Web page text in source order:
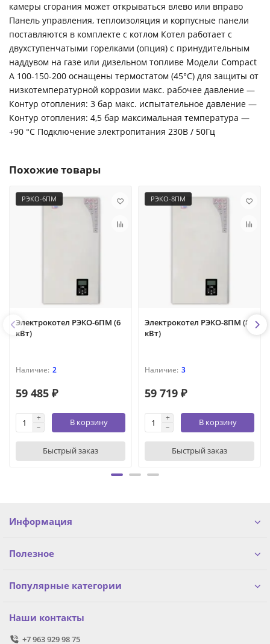
камеры сгорания может открываться влево или вправо
Панель управления, теплоизоляция и корпусные панели
поставляются в комплекте с котлом Котел работает c
двухступенчатыми горелками (опция) с принудительным
наддувом на газе или дизельном топливе Модели Compact
A 100-150-200 оснащены термостатом (45°С) для защиты от
низкотемпературной коррозии макс. рабочее давление —
Контур отопления: 3 бар макс. испытательное давление —
Контур отопления: 4,5 бар максимальная температура —
+90 °C Подключение электропитания 230В / 50Гц
Похожие товары
РЭКО-6ПМ
Электрокотел РЭКО-6ПМ (6
кВт)
2
59 485 ₽
В корзину
Быстрый заказ
РЭКО-8ПМ
Электрокотел РЭКО-8ПМ (8
кВт)
3
59 719 ₽
В корзину
Быстрый заказ
Информация
Полезное
Популярные категории
Наши контакты
+7 963 929 98 75